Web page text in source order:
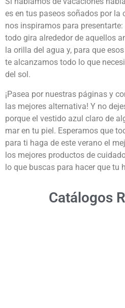
es en tus paseos soñados por la
nos inspiramos para presentarte:
todo gira alrededor de aquellos
la orilla del agua y, para que
te alcanzamos todo lo que
del sol.
¡Pasea por nuestras páginas y
las mejores alternativa! Y no
porque el vestido azul claro de
mar en tu piel. Esperamos que
para ti haga de este verano el
los mejores productos de
lo que buscas para hacer que tu
Catálogos